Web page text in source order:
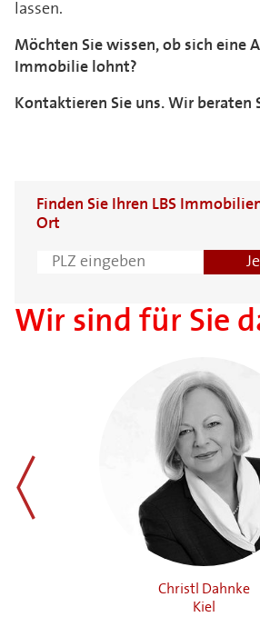
lassen.
Möchten Sie wissen, ob sich eine
Immobilie lohnt?
Kontaktieren Sie uns. Wir beraten
Finden Sie Ihren LBS
Ort
Wir sind für Sie
Christl Dahnke
Kiel